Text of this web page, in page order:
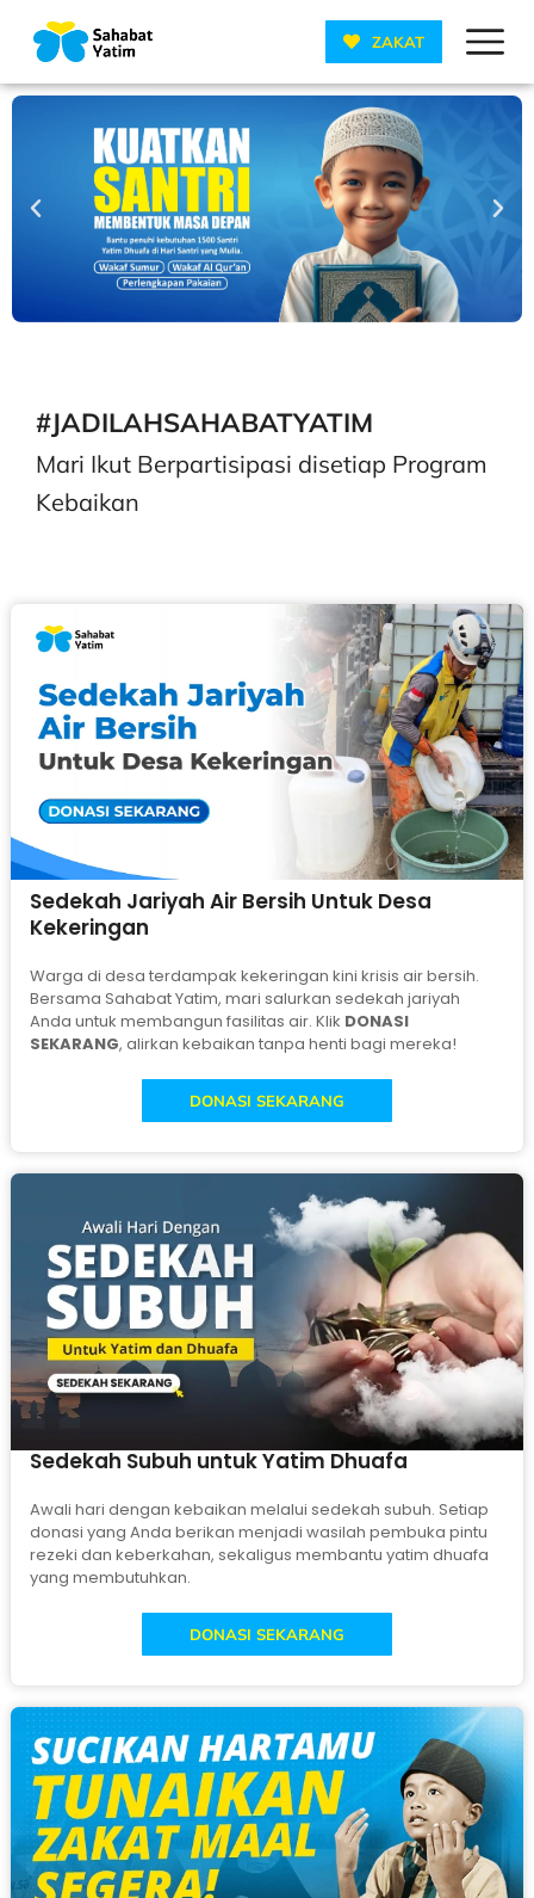
ZAKAT
#JADILAHSAHABATYATIM
Mari Ikut Berpartisipasi disetiap Program
Kebaikan
Sedekah Jariyah Air Bersih Untuk Desa
Kekeringan
Warga di desa terdampak kekeringan kini krisis air bersih.
Bersama Sahabat Yatim, mari salurkan sedekah jariyah
Anda untuk membangun fasilitas air. Klik DONASI
SEKARANG, alirkan kebaikan tanpa henti bagi mereka!
DONASI SEKARANG
Sedekah Subuh untuk Yatim Dhuafa
Awali hari dengan kebaikan melalui sedekah subuh. Setiap
donasi yang Anda berikan menjadi wasilah pembuka pintu
rezeki dan keberkahan, sekaligus membantu yatim dhuafa
yang membutuhkan.
DONASI SEKARANG